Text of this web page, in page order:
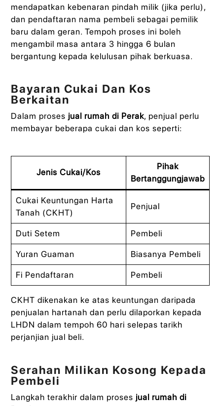
mendapatkan kebenaran pindah milik (jika perlu),
dan pendaftaran nama pembeli sebagai pemilik
baru dalam geran. Tempoh proses ini boleh
mengambil masa antara 3 hingga 6 bulan
bergantung kepada kelulusan pihak berkuasa.
Bayaran Cukai Dan Kos
Berkaitan
Dalam proses jual rumah di Perak, penjual perlu
membayar beberapa cukai dan kos seperti:
Jenis Cukai/Kos
Pihak
Bertanggungjawab
Cukai Keuntungan Harta
Tanah (CKHT)
Penjual
Duti Setem Pembeli
Yuran Guaman Biasanya Pembeli
Fi Pendaftaran Pembeli
CKHT dikenakan ke atas keuntungan daripada
penjualan hartanah dan perlu dilaporkan kepada
LHDN dalam tempoh 60 hari selepas tarikh
perjanjian jual beli.
Serahan Milikan Kosong Kepada
Pembeli
Langkah terakhir dalam proses jual rumah di